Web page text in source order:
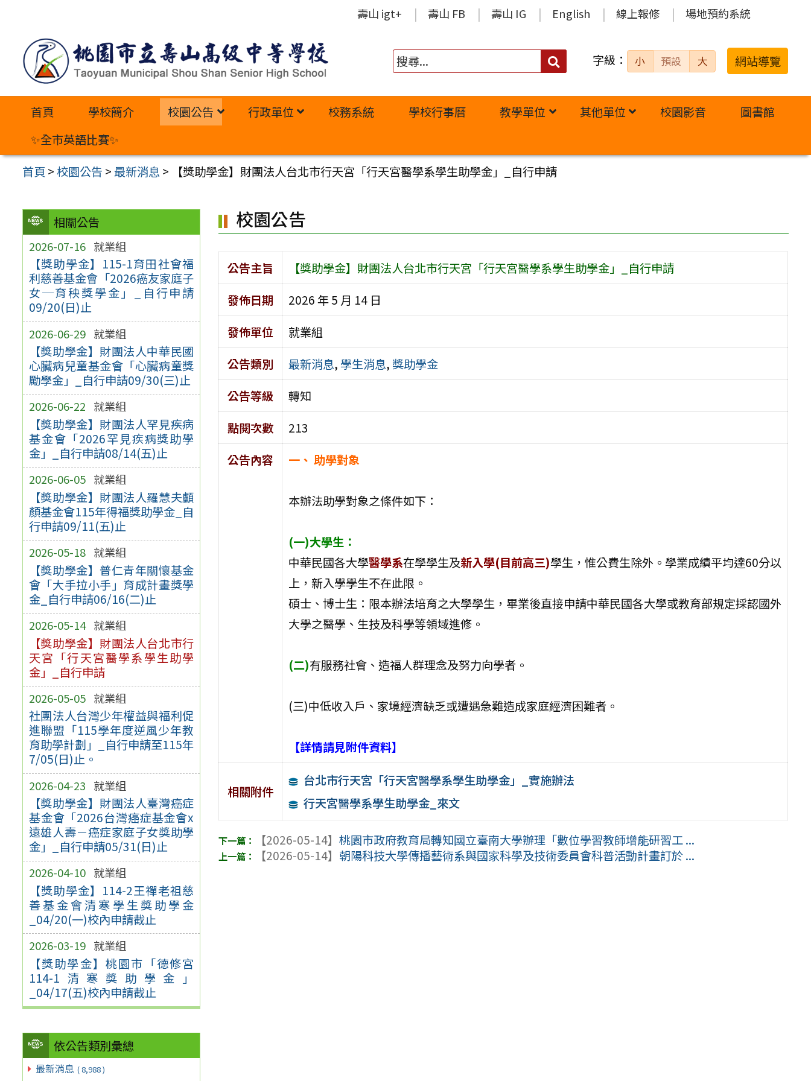
內
壽山 igt+ 壽山 FB 壽山 IG English 線上報修 場地預約系統
搜
字級： 小 預設 大 網站導覽
首頁 學校簡介 校園公告 行政單位 校務系統 學校行事曆 教學單位 其他單位 校園影音
圖書館
✨全市英語比賽✨
首頁 >校園公告 >最新消息 > 【獎助學金】財團法人台北市行天宮「行天宮醫學系學生助學金」_自行申請
相關公告
2026-07-16 就業組
【獎助學金】115-1育田社會福
利慈善基金會「2026癌友家庭子
女─育秧獎學金」_自行申請
09/20(日)止
2026-06-29 就業組
【獎助學金】財團法人中華民國
心臟病兒童基金會「心臟病童獎
勵學金」_自行申請09/30(三)止
2026-06-22 就業組
【獎助學金】財團法人罕見疾病
基金會「2026罕見疾病獎助學
金」_自行申請08/14(五)止
2026-06-05 就業組
【獎助學金】財團法人羅慧夫顱
顏基金會115年得福獎助學金_自
行申請09/11(五)止
2026-05-18 就業組
【獎助學金】普仁青年關懷基金
會「大手拉小手」育成計畫獎學
金_自行申請06/16(二)止
2026-05-14 就業組
【獎助學金】財團法人台北市行
天宮「行天宮醫學系學生助學
金」_自行申請
2026-05-05 就業組
社團法人台灣少年權益與福利促
進聯盟「115學年度逆風少年教
育助學計劃」_自行申請至115年
7/05(日)止。
2026-04-23 就業組
【獎助學金】財團法人臺灣癌症
基金會「2026台灣癌症基金會x
遠雄人壽－癌症家庭子女獎助學
金」_自行申請05/31(日)止
2026-04-10 就業組
【獎助學金】114-2王禪老祖慈
善基金會清寒學生獎助學金
_04/20(一)校內申請截止
2026-03-19 就業組
【獎助學金】桃園市「德修宮
114-1清寒獎助學金」
_04/17(五)校內申請截止
依公告類別彙總
最新消息 ( 8,988 )
校園公告
公告主旨
【獎助學金】財團法人台北市行天宮「行天宮醫學系學生助學金」_自行申請
發佈日期
2026 年 5 月 14 日
發佈單位
就業組
公告類別
最新消息, 學生消息, 獎助學金
公告等級
轉知
點閱次數
213
公告內容
一、 助學對象
本辦法助學對象之條件如下：
(一)大學生：
中華民國各大學醫學系在學學生及新入學(目前高三)學生，惟公費生除外。學業成績平均達60分以
上，新入學學生不在此限。
碩士、博士生：限本辦法培育之大學學生，畢業後直接申請中華民國各大學或教育部規定採認國外
大學之醫學、生技及科學等領域進修。
(二)有服務社會、造福人群理念及努力向學者。
(三)中低收入戶、家境經濟缺乏或遭遇急難造成家庭經濟困難者。
【詳情請見附件資料】
相關附件
台北市行天宮「行天宮醫學系學生助學金」_實施辦法
行天宮醫學系學生助學金_來文
【2026-05-14】桃園市政府教育局轉知國立臺南大學辦理「數位學習教師增能研習工 ...
【2026-05-14】 朝陽科技大學傳播藝術系與國家科學及技術委員會科普活動計畫訂於 ...